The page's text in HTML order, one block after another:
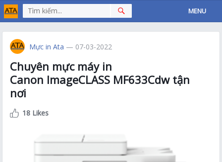
MENU
Mực in Ata — 07-03-2022
Chuyên mực máy in
Canon ImageCLASS MF633Cdw tận
nơi
18 Likes